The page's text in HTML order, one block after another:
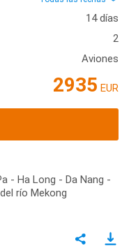
14 días
2
Aviones
2935 EUR
- Ha Long - Da Nang -
río Mekong